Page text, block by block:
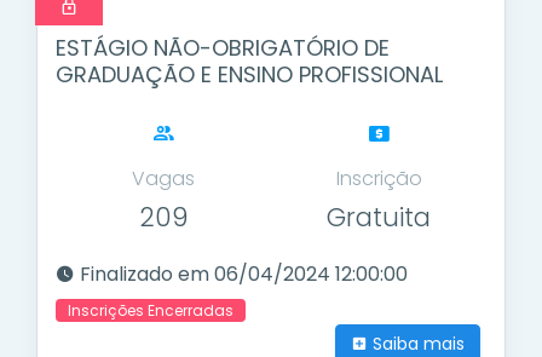
ESTÁGIO NÃO-OBRIGATÓRIO DE
GRADUAÇÃO E ENSINO PROFISSIONAL
Vagas
209
Inscrição
Gratuita
Finalizado em 06/04/2024 12:00:00
Inscrições Encerradas
Saiba mais